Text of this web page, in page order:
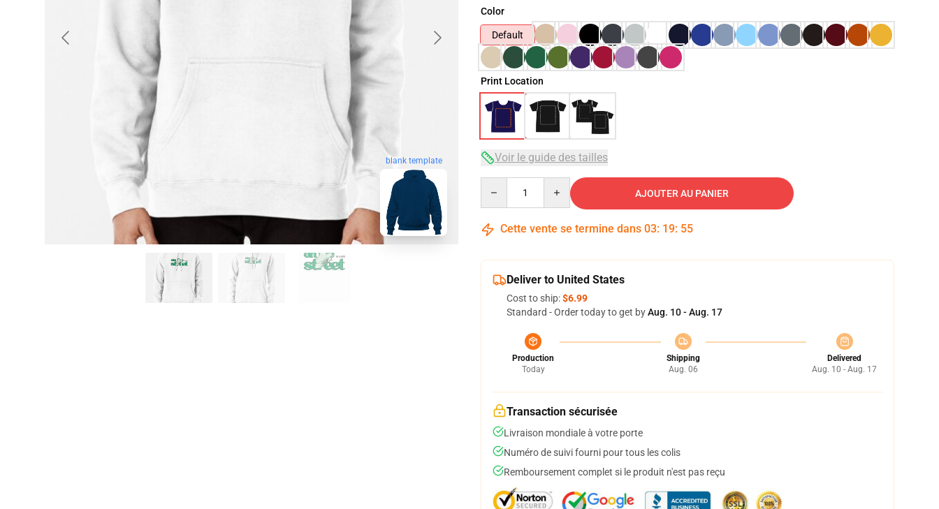
blank template
Color
Default
Print Location
Voir le guide des tailles
AJOUTER AU PANIER
Cette vente se termine dans 03: 19: 54
Deliver to United States
Cost to ship:$6.99
Standard - Order today to get byAug. 10 - Aug. 17
Production
Today
Shipping
Aug. 06
Delivered
Aug. 10 - Aug. 17
Transaction sécurisée
Livraison mondiale à votre porte
Numéro de suivi fourni pour tous les colis
Remboursement complet si le produit n'est pas reçu